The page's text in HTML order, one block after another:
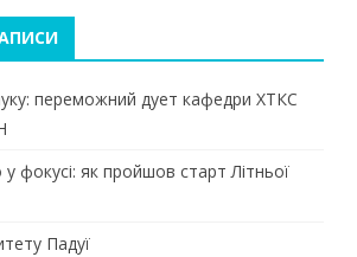
переможний дует кафедри ХТКС
у фокусі: як пройшов старт Літньої
Падуї